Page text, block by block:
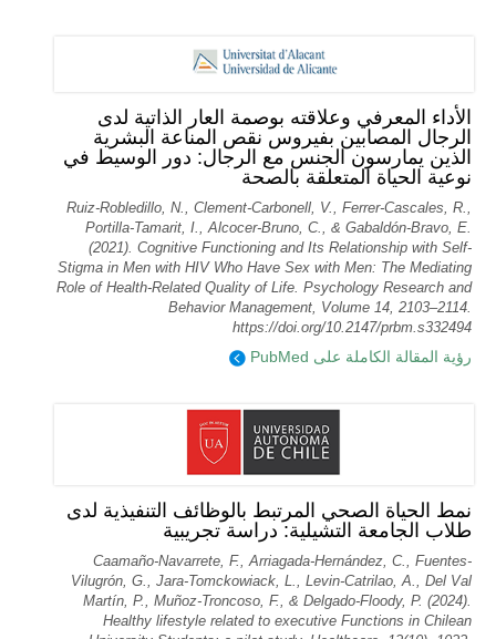
الأداء المعرفي وعلاقته بوصمة العار الذاتية لدى
الرجال المصابين بفيروس نقص المناعة البشرية
الذين يمارسون الجنس مع الرجال: دور الوسيط في
نوعية الحياة المتعلقة بالصحة
Ruiz-Robledillo, N., Clement-Carbonell, V., Ferrer-Cascales, R.,
Portilla-Tamarit, I., Alcocer-Bruno, C., & Gabaldón-Bravo, E.
(2021). Cognitive Functioning and Its Relationship with Self-
Stigma in Men with HIV Who Have Sex with Men: The Mediating
Role of Health-Related Quality of Life. Psychology Research and
Behavior Management, Volume 14, 2103–2114.
https://doi.org/10.2147/prbm.s332494
رؤية المقالة الكاملة على PubMed
نمط الحياة الصحي المرتبط بالوظائف التنفيذية لدى
طلاب الجامعة التشيلية: دراسة تجريبية
Caamaño-Navarrete, F., Arriagada-Hernández, C., Fuentes-
Vilugrón, G., Jara-Tomckowiack, L., Levin-Catrilao, A., Del Val
Martín, P., Muñoz-Troncoso, F., & Delgado-Floody, P. (2024).
Healthy lifestyle related to executive Functions in Chilean